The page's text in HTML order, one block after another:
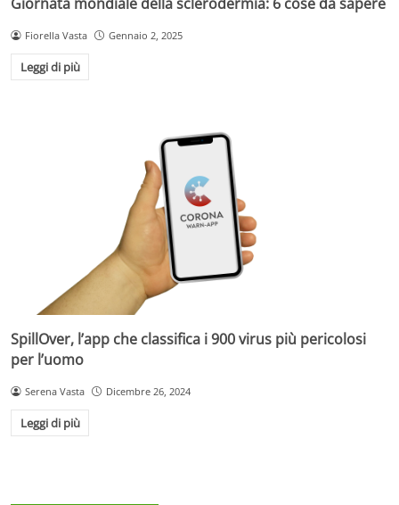
Fiorella Vasta Gennaio 2, 2025
Leggi di più
SpillOver, l’app che classifica i 900 virus più pericolosi
per l’uomo
Serena Vasta Dicembre 26, 2024
Leggi di più